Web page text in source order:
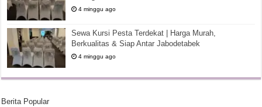
4 minggu ago
Sewa Kursi Pesta Terdekat | Harga Murah,
Berkualitas & Siap Antar Jabodetabek
4 minggu ago
Berita Popular